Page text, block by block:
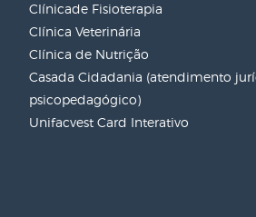
Clínicade Fisioterapia
Clínica Veterinária
Clínica de Nutrição
Casada Cidadania (atendimento
psicopedagógico)
Unifacvest Card Interativo